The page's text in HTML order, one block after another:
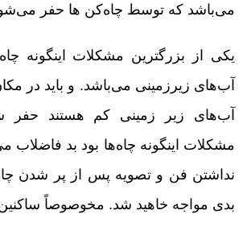
می‌باشد که توسط چاه‌کن ها حفر
یکی از بزرگترین مشکلات اینگونه
آب‌های زیرزمینی می‌باشد. و باید در
آب‌های زیر زمینی کم هستند حفر
مشکلات اینگونه چاه‌ها بود بد فاضلاب
نداشتن فن و تصویه پس از پر شدن
بدی مواجه خاهید شد. مخوصوصاً